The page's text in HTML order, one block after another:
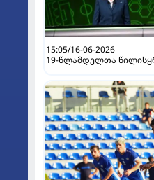
15:05/16-06-2026
19-წლამდელთა